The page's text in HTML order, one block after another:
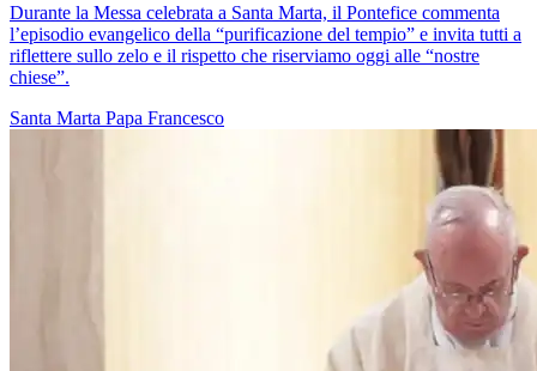
Durante la Messa celebrata a Santa Marta, il Pontefice commenta
l’episodio evangelico della “purificazione del tempio” e invita tutti a
riflettere sullo zelo e il rispetto che riserviamo oggi alle “nostre
chiese”.
Santa Marta Papa Francesco